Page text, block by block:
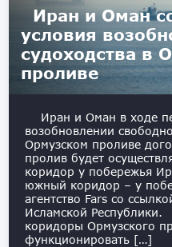
Иран и Оман
условия
судоходства в
проливе
Иран и Оман в ходе
возобновлении
Ормузском проливе
пролив будет
коридор у побережья
южный коридор – у
агентство Fars со
Исламской
коридоры Ормузского
функционировать […]